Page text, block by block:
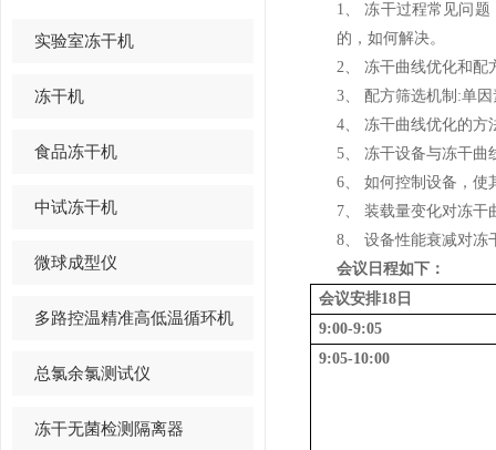
实验室冻干机
冻干机
食品冻干机
中试冻干机
微球成型仪
多路控温精准高低温循环机
总氯余氯测试仪
冻干无菌检测隔离器
1、 冻干过程常见问
的，如何解决。
2、 冻干曲线优化和配
3、 配方筛选机制 :单因
4、 冻干曲线优化的方
5、 冻干设备与冻干曲
6、 如何控制设备，使
7、 装载量变化对冻干
8、 设备性能衰减对冻
会议日程如下：
会议安排18日
9:00-9:05
9:05-10:00